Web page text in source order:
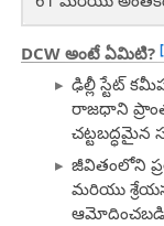
DCW అంటే ఏమిటి?
ఢిల్లీ స్టేట్
రాజధాని
చట్టబద్ధమైన
జీవితంలోని
మరియు